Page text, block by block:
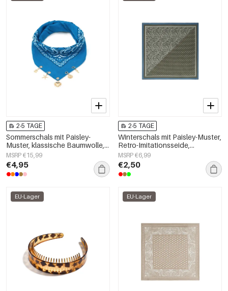
2-5 TAGE
Sommerschals mit Paisley-
Muster, klassische Baumwolle,
Alltagsaccessoires
MSRP €15,99
€4,95
2-5 TAGE
Winterschals mit Paisley-Muster,
Retro-Imitationsseide,
Alltagsaccessoires
MSRP €6,99
€2,50
EU-Lager EU-Lager